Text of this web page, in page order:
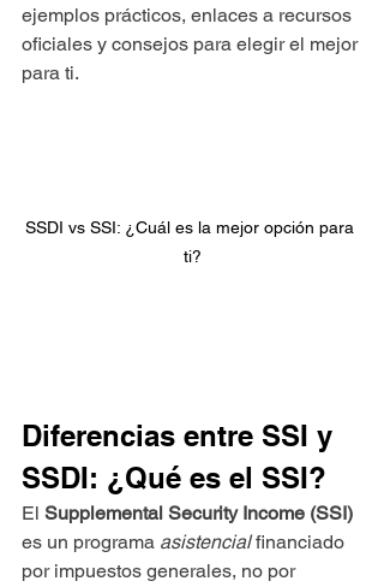
ejemplos prácticos, enlaces a recursos
oficiales y consejos para elegir el mejor
para ti.
SSDI vs SSI: ¿Cuál es la mejor opción para
ti?
Diferencias entre SSI y
SSDI: ¿Qué es el SSI?
El Supplemental Security Income (SSI)
es un programa asistencial financiado
por impuestos generales, no por